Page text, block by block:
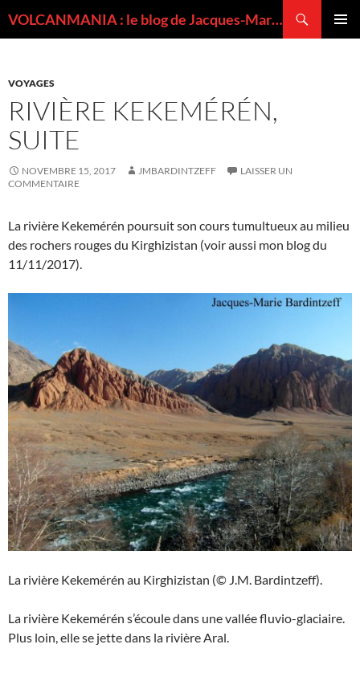
VOLCANMANIA : le blog de Jacques-Marie BARDINTZEFF, volcanologue
VOYAGES
RIVIÈRE KEKEMÉRÉN,
SUITE
NOVEMBRE 15, 2017 JMBARDINTZEFF
LAISSER UN
COMMENTAIRE
La rivière Kekemérén poursuit son cours tumultueux au milieu
des rochers rouges du Kirghizistan (voir aussi mon blog du
11/11/2017).
La rivière Kekemérén au Kirghizistan (© J.M. Bardintzeff).
La rivière Kekemérén s’écoule dans une vallée fluvio-glaciaire.
Plus loin, elle se jette dans la rivière Aral.